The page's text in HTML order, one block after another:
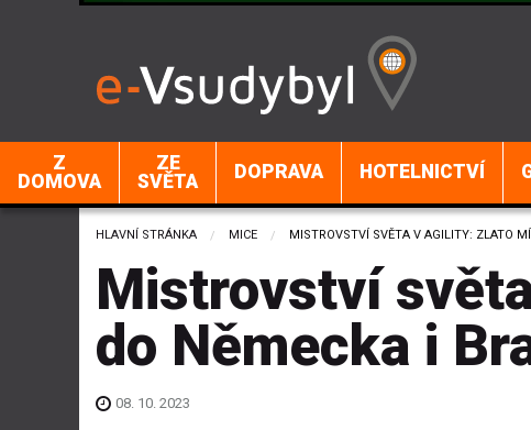
Z
DOMOVA
ZE
SVĚTA
DOPRAVA HOTELNICTVÍ
HLAVNÍ STRÁNKA MICE CURRENT:
MISTROVSTVÍ SVĚTA V AGILITY: ZLATO
Mistrovství
do Německa i
08. 10. 2023